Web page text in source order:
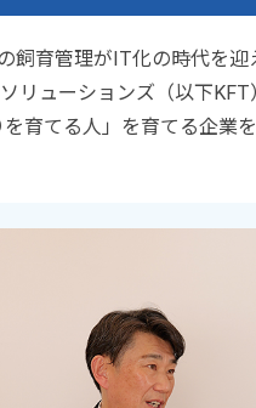
飼育管理がIT化の時代を迎
リューションズ（以下
育てる人」を育てる企業